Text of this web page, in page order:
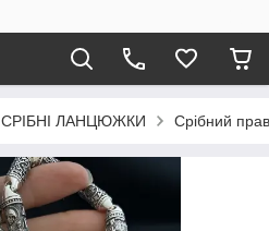
СРІБНІ ЛАНЦЮЖКИ Срібний